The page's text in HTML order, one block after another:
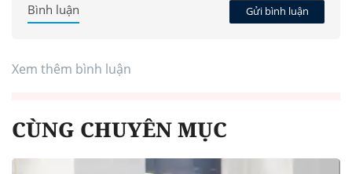
Gửi bình luận
Bình luận
Xem thêm bình luận
CÙNG CHUYÊN MỤC